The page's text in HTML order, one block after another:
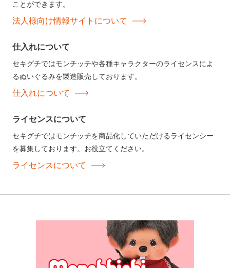
ことができます。
法人様向け情報サイトについて
仕入れについて
セキグチではモンチッチや各種キャラクターのライセンスによ
るぬいぐるみを製造販売しております。
仕入れについて
ライセンスについて
セキグチではモンチッチを商品化していただけるライセンシー
を募集しております。お役立てください。
ライセンスについて